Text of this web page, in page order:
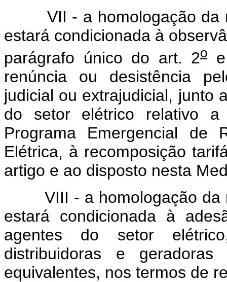
VII - a homologação da
estará condicionada à
parágrafo único do art. 2o
renúncia ou desistência
judicial ou extrajudicial, junto
do setor elétrico relativo
Programa Emergencial de
Elétrica, à recomposição
artigo e ao disposto nesta
VIII - a homologação da
estará condicionada à
agentes do setor
distribuidoras e
equivalentes, nos termos de